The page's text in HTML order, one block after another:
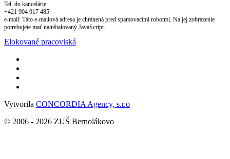
Tel. do kancelárie:
+421 904 917 485
e-mail: Táto e-mailová adresa je chránená pred spamovacími robotmi. Na jej zobrazenie
potrebujete mať nainštalovaný JavaScript.
Elokované pracoviská
Vytvorila CONCORDIA Agency, s.r.o
© 2006 - 2026 ZUŠ Bernolákovo